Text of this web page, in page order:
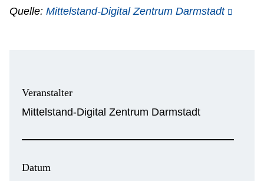
Quelle: Mittelstand-Digital Zentrum Darmstadt
Veranstalter
Mittelstand-Digital Zentrum Darmstadt
Datum